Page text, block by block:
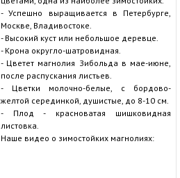
- Успешно выращивается в Петербурге,
Москве, Владивостоке.
- Высокий куст или небольшое деревце.
- Крона округло-шатровидная.
- Цветет магнолия Зибольда в мае-июне,
после распускания листьев.
- Цветки молочно-белые, с бордово-
желтой серединкой, душистые, до 8-10 см.
- Плод - красноватая шишковидная
листовка.
Наше видео о зимостойких магнолиях: